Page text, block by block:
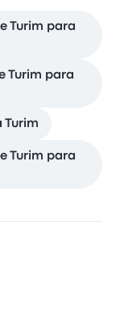
Turim para
Turim para
Turim
Turim para